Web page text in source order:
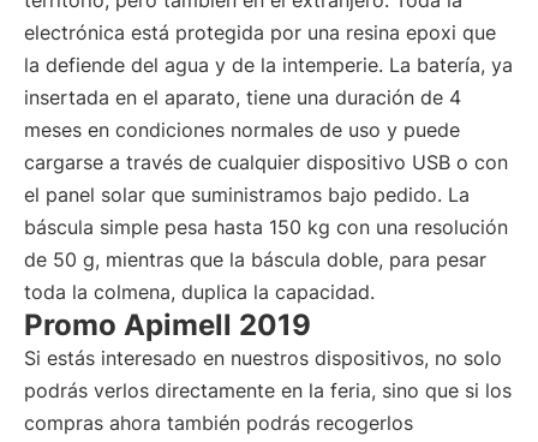
electrónica está protegida por una resina epoxi que
la defiende del agua y de la intemperie. La batería, ya
insertada en el aparato, tiene una duración de 4
meses en condiciones normales de uso y puede
cargarse a través de cualquier dispositivo USB o con
el panel solar que suministramos bajo pedido. La
báscula simple pesa hasta 150 kg con una resolución
de 50 g, mientras que la báscula doble, para pesar
toda la colmena, duplica la capacidad.
Promo Apimell 2019
Si estás interesado en nuestros dispositivos, no solo
podrás verlos directamente en la feria, sino que si los
compras ahora también podrás recogerlos